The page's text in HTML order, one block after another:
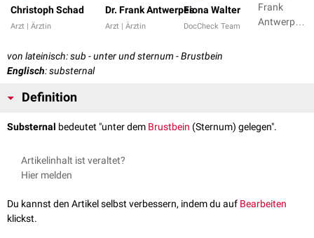
Christoph Schad
Arzt | Ärztin
Dr. Frank Antwerpes
Arzt | Ärztin
Fiona Walter
DocCheck Team
Frank
Antwerpes
von lateinisch: sub - unter und sternum - Brustbein
Englisch: substernal
Definition
Substernal bedeutet "unter dem Brustbein (Sternum) gelegen".
Artikelinhalt ist veraltet?
Hier melden
Du kannst den Artikel selbst verbessern, indem du auf Bearbeiten
klickst.